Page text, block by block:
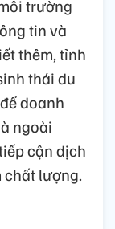
trường
tin và
thêm, tỉnh
thái du
doanh
ngoài
cận dịch
chất lượng.